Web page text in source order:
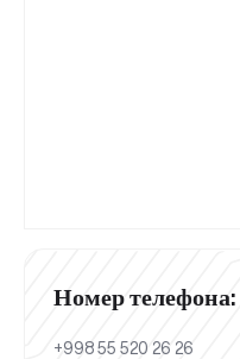
Номер телефона:
+998 55 520 26 26